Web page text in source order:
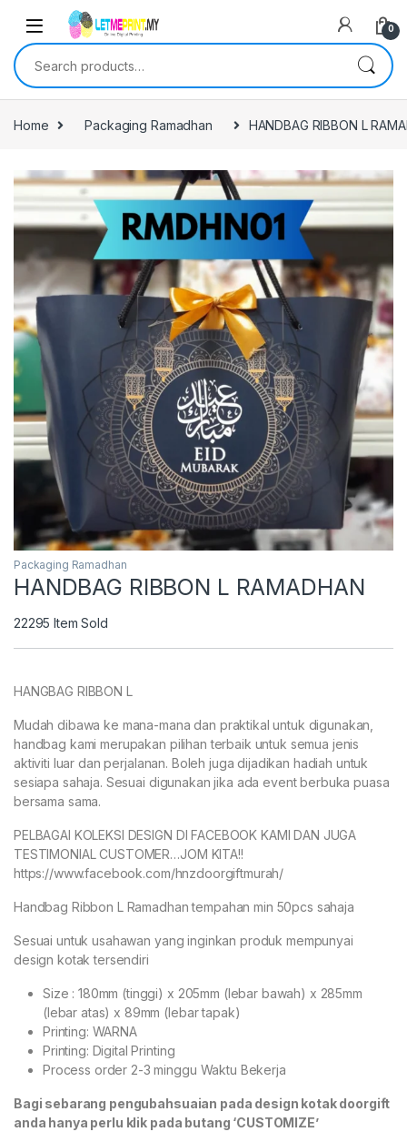
0
Search for:
Home Packaging Ramadhan HANDBAG RIBBON L
Packaging Ramadhan
HANDBAG RIBBON L RAMADHAN
22295 Item Sold
HANGBAG RIBBON L
Mudah dibawa ke mana-mana dan praktikal untuk digunakan,
handbag kami merupakan pilihan terbaik untuk semua jenis
aktiviti luar dan perjalanan. Boleh juga dijadikan hadiah untuk
sesiapa sahaja. Sesuai digunakan jika ada event berbuka puasa
bersama sama.
PELBAGAI KOLEKSI DESIGN DI FACEBOOK KAMI DAN JUGA
TESTIMONIAL CUSTOMER…JOM KITA!!
https://www.facebook.com/hnzdoorgiftmurah/
Handbag Ribbon L Ramadhan tempahan min 50pcs sahaja
Sesuai untuk usahawan yang inginkan produk mempunyai
design kotak tersendiri
Size : 180mm (tinggi) x 205mm (lebar bawah) x 285mm
(lebar atas) x 89mm (lebar tapak)
Printing: WARNA
Printing: Digital Printing
Process order 2-3 minggu Waktu Bekerja
Bagi sebarang pengubahsuaian pada design kotak doorgift
anda hanya perlu klik pada butang ‘CUSTOMIZE’